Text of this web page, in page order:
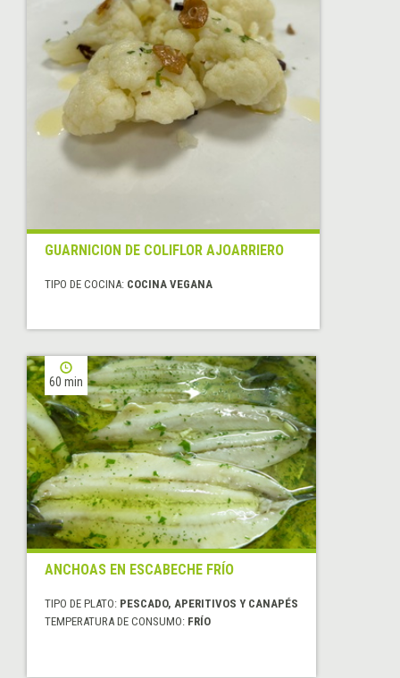
GUARNICION DE COLIFLOR AJOARRIERO
TIPO DE COCINA: COCINA VEGANA
60 min
ANCHOAS EN ESCABECHE FRÍO
TIPO DE PLATO: PESCADO, APERITIVOS Y CANAPÉS
TEMPERATURA DE CONSUMO: FRÍO